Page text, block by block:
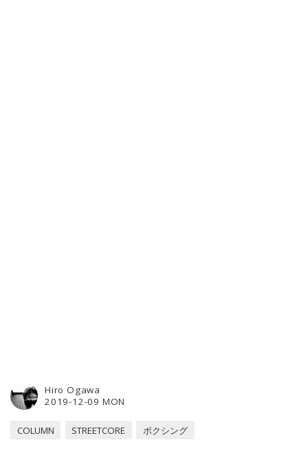
2019-12-09 MON
Hiro Ogawa
COLUMN STREETCORE ボクシング